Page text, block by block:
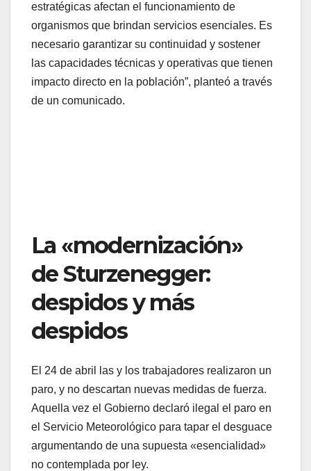
estratégicas afectan el funcionamiento de
organismos que brindan servicios esenciales. Es
necesario garantizar su continuidad y sostener
las capacidades técnicas y operativas que tienen
impacto directo en la población”, planteó a través
de un comunicado.
La «modernización»
de Sturzenegger:
despidos y más
despidos
El 24 de abril las y los trabajadores realizaron un
paro, y no descartan nuevas medidas de fuerza.
Aquella vez el Gobierno declaró ilegal el paro en
el Servicio Meteorológico para tapar el desguace
argumentando de una supuesta «esencialidad»
no contemplada por ley.